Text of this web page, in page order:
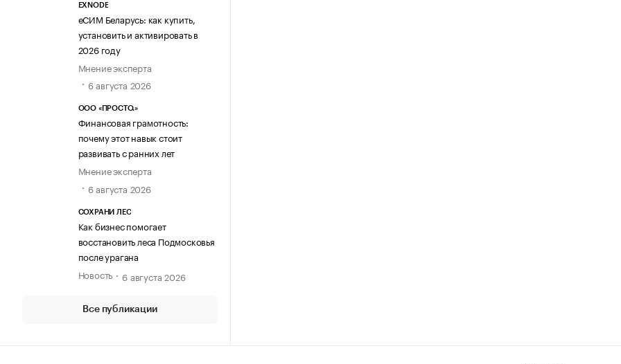
EXNODE
еСИМ Беларусь: как купить,
установить и активировать в
2026 году
Мнение эксперта
6 августа 2026
ООО «ПРОСТО.»
Финансовая грамотность:
почему этот навык стоит
развивать с ранних лет
Мнение эксперта
6 августа 2026
СОХРАНИ ЛЕС
Как бизнес помогает
восстановить леса Подмосковья
после урагана
Новость
6 августа 2026
Все публикации